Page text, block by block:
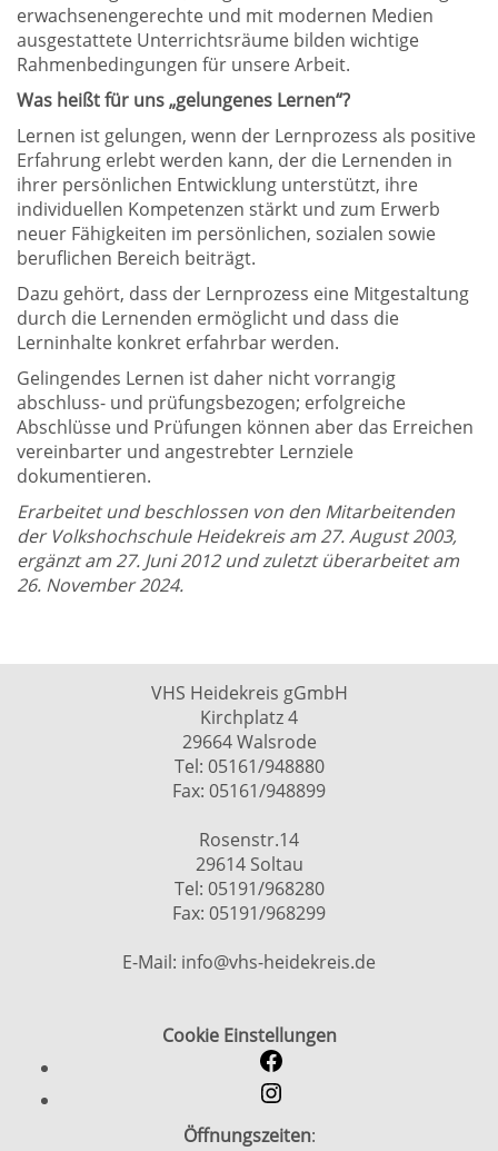
erwachsenengerechte und mit modernen Medien
ausgestattete Unterrichtsräume bilden wichtige
Rahmenbedingungen für unsere Arbeit.
Was heißt für uns „gelungenes Lernen“?
Lernen ist gelungen, wenn der Lernprozess als positive
Erfahrung erlebt werden kann, der die Lernenden in
ihrer persönlichen Entwicklung unterstützt, ihre
individuellen Kompetenzen stärkt und zum Erwerb
neuer Fähigkeiten im persönlichen, sozialen sowie
beruflichen Bereich beiträgt.
Dazu gehört, dass der Lernprozess eine Mitgestaltung
durch die Lernenden ermöglicht und dass die
Lerninhalte konkret erfahrbar werden.
Gelingendes Lernen ist daher nicht vorrangig
abschluss- und prüfungsbezogen; erfolgreiche
Abschlüsse und Prüfungen können aber das Erreichen
vereinbarter und angestrebter Lernziele
dokumentieren.
Erarbeitet und beschlossen von den Mitarbeitenden
der Volkshochschule Heidekreis am 27. August 2003,
ergänzt am 27. Juni 2012 und zuletzt überarbeitet am
26. November 2024.
VHS Heidekreis gGmbH
Kirchplatz 4
29664 Walsrode
Tel: 05161/948880
Fax: 05161/948899
Rosenstr.14
29614 Soltau
Tel: 05191/968280
Fax: 05191/968299
E-Mail: info@vhs-heidekreis.de
Cookie Einstellungen
Öffnungszeiten: